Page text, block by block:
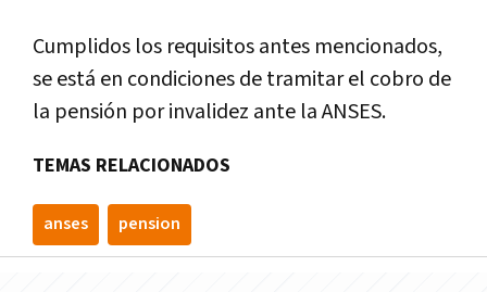
Cumplidos los requisitos antes mencionados,
se está en condiciones de tramitar el cobro de
la pensión por invalidez ante la ANSES.
TEMAS RELACIONADOS
anses pension